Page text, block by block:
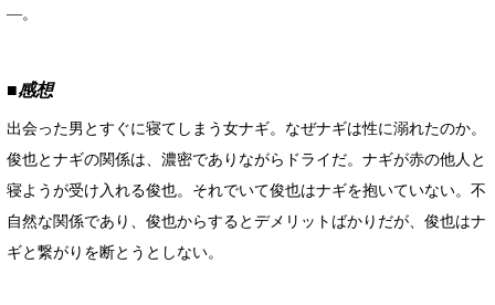
―。
■感想
出会った男とすぐに寝てしまう女ナギ。なぜナギは性に溺れたのか。
俊也とナギの関係は、濃密でありながらドライだ。ナギが赤の他人と
寝ようが受け入れる俊也。それでいて俊也はナギを抱いていない。不
自然な関係であり、俊也からするとデメリットばかりだが、俊也はナ
ギと繋がりを断とうとしない。